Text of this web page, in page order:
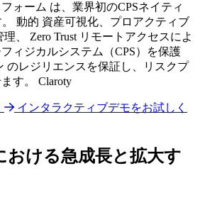
ォーム は、業界初のCPSネイティ
動的 資産可視化、プロアクティブ
、 Zero Trust リモートアクセスによ
ィジカルシステム（CPS）を保護
のレジリエンスを保証し、リスクプ
す。 Claroty
インタラクティブデモをお試しく
おける急成長と拡大す